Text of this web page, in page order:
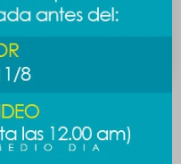
Mochila Escandalosos -
$ 1.189